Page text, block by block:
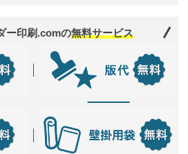
ー印刷.comの無料サービス